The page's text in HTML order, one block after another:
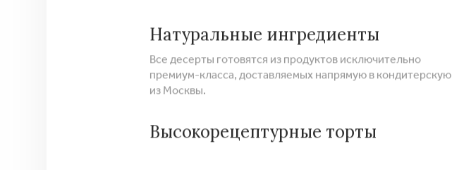
Натуральные ингредиенты
Все десерты готовятся из продуктов исключительно
премиум-класса, доставляемых напрямую в кондитерскую
из Москвы.
Высокорецептурные торты